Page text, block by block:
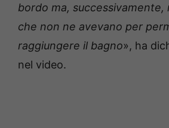
bordo ma,
che non ne avevano per
raggiungere il bagno», ha
nel video.